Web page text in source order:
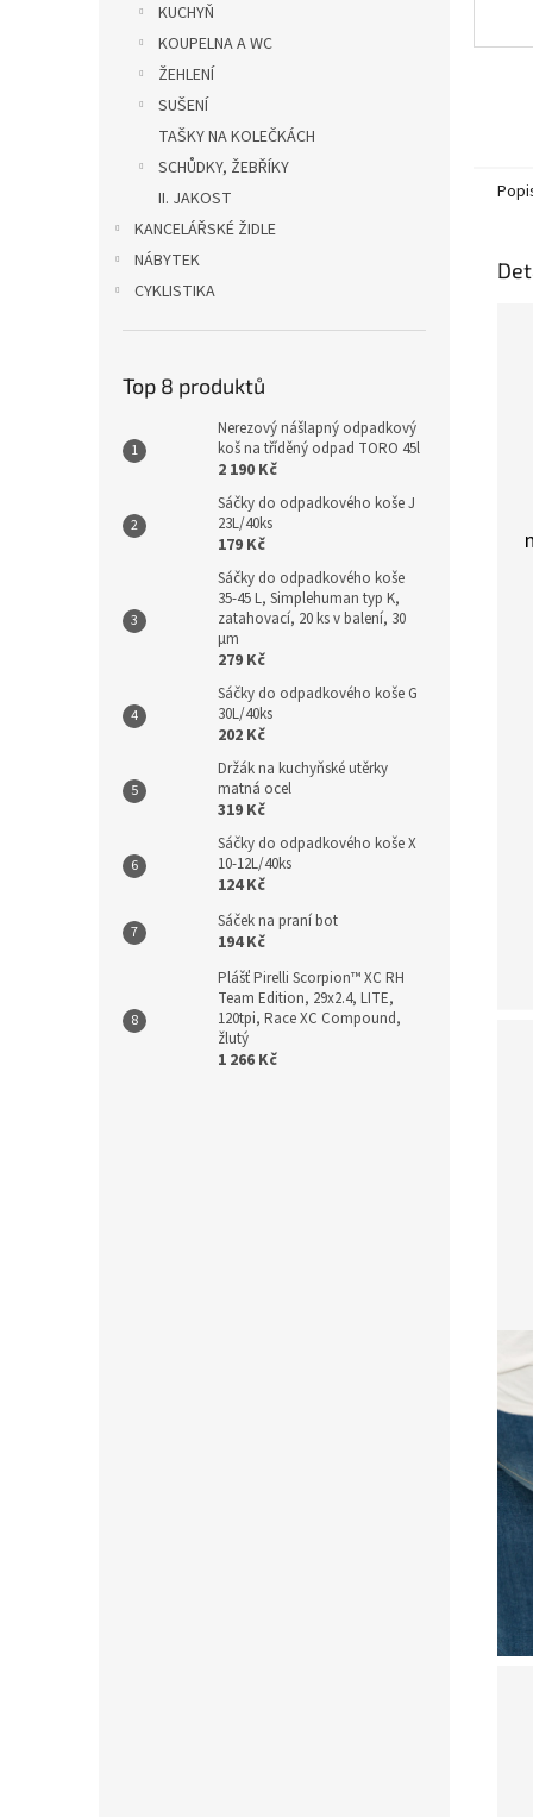
KUCHYŇ
KOUPELNA A WC
ŽEHLENÍ
SUŠENÍ
TAŠKY NA KOLEČKÁCH
SCHŮDKY, ŽEBŘÍKY
II. JAKOST
KANCELÁŘSKÉ ŽIDLE
NÁBYTEK
CYKLISTIKA
Top 8 produktů
Nerezový nášlapný odpadkový
koš na tříděný odpad TORO 45l
2 190 Kč
Sáčky do odpadkového koše J
23L/40ks
179 Kč
Sáčky do odpadkového koše
35-45 L, Simplehuman typ K,
zatahovací, 20 ks v balení, 30
µm
279 Kč
Sáčky do odpadkového koše G
30L/40ks
202 Kč
Držák na kuchyňské utěrky
matná ocel
319 Kč
Sáčky do odpadkového koše X
10-12L/40ks
124 Kč
Sáček na praní bot
194 Kč
Plášť Pirelli Scorpion™ XC RH
Team Edition, 29x2.4, LITE,
120tpi, Race XC Compound,
žlutý
1 266 Kč